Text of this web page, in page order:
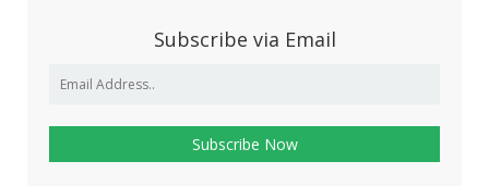
Subscribe via Email